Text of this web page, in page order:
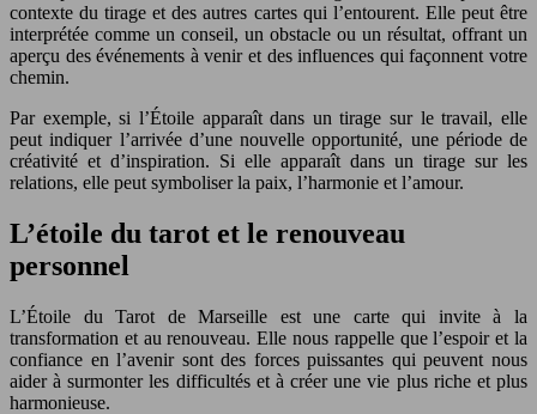
contexte du tirage et des autres cartes qui l’entourent. Elle peut être
interprétée comme un conseil, un obstacle ou un résultat, offrant un
aperçu des événements à venir et des influences qui façonnent votre
chemin.
Par exemple, si l’Étoile apparaît dans un tirage sur le travail, elle
peut indiquer l’arrivée d’une nouvelle opportunité, une période de
créativité et d’inspiration. Si elle apparaît dans un tirage sur les
relations, elle peut symboliser la paix, l’harmonie et l’amour.
L’étoile du tarot et le renouveau
personnel
L’Étoile du Tarot de Marseille est une carte qui invite à la
transformation et au renouveau. Elle nous rappelle que l’espoir et la
confiance en l’avenir sont des forces puissantes qui peuvent nous
aider à surmonter les difficultés et à créer une vie plus riche et plus
harmonieuse.